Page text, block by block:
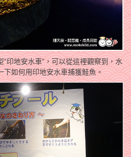
印地安水車”，可以從這裡觀察到，水
下如何用印地安水車捕獲鮭魚。